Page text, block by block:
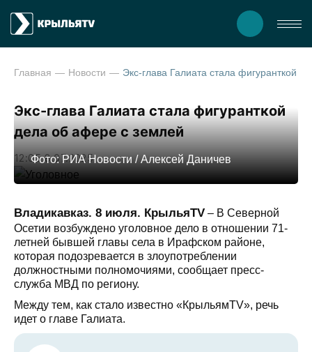
Главная Новости
Экс-глава Галиата стала фигуранткой
дела об афере с землей
12:05 8.07.2025
Фото: РИА Новости / Алексей Даничев
Владикавказ. 8 июля. КрыльяTV – В Северной
Осетии возбуждено уголовное дело в отношении 71-
летней бывшей главы села в Ирафском районе,
которая подозревается в злоупотреблении
должностными полномочиями, сообщает пресс-
служба МВД по региону.
Между тем, как стало известно «КрыльямТV», речь
идет о главе Галиата.